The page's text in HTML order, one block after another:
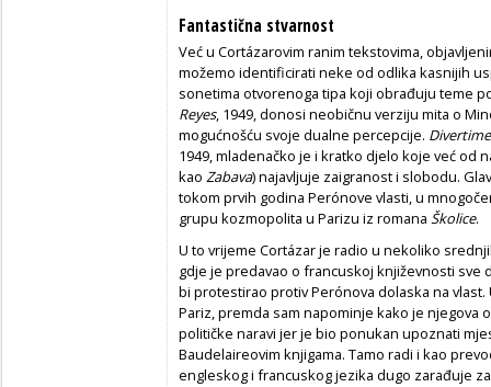
Fantastična stvarnost
Već u Cortázarovim ranim tekstovima,
možemo identificirati neke od odlika kasnijih
sonetima otvorenoga tipa koji obrađuju teme
Reyes, 1949, donosi neobičnu verziju mita o
mogućnošću svoje dualne percepcije.
1949, mladenačko je i kratko djelo koje već od
kao Zabava) najavljuje zaigranost i slobodu.
tokom prvih godina Perónove vlasti, u
grupu kozmopolita u Parizu iz romana Školice.
U to vrijeme Cortázar je radio u nekoliko
gdje je predavao o francuskoj književnosti sve
bi protestirao protiv Perónova dolaska na
Pariz, premda sam napominje kako je njegova
političke naravi jer je bio ponukan upoznati
Baudelaireovim knjigama. Tamo radi i kao
engleskog i francuskog jezika dugo zarađuje